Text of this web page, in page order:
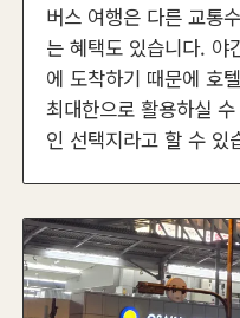
버스 여행은 다른 교통
는 혜택도 있습니다. 야
에 도착하기 때문에 호
최대한으로 활용하실
인 선택지라고 할 수 있